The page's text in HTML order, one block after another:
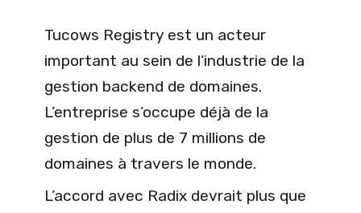
Tucows Registry est un acteur
important au sein de l’industrie de la
gestion backend de domaines.
L’entreprise s’occupe déjà de la
gestion de plus de 7 millions de
domaines à travers le monde.
L’accord avec Radix devrait plus que